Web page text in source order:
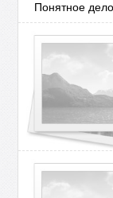
Понятное